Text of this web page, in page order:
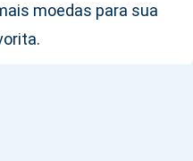
moedas para sua